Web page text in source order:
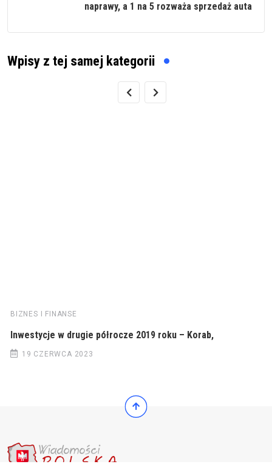
naprawy, a 1 na 5 rozważa sprzedaż auta
Wpisy z tej samej kategorii
BIZNES I FINANSE
Inwestycje w drugie półrocze 2019 roku – Korab,
19 CZERWCA 2023